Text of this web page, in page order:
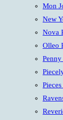
Mon
New
Nova
Olleo
Penny